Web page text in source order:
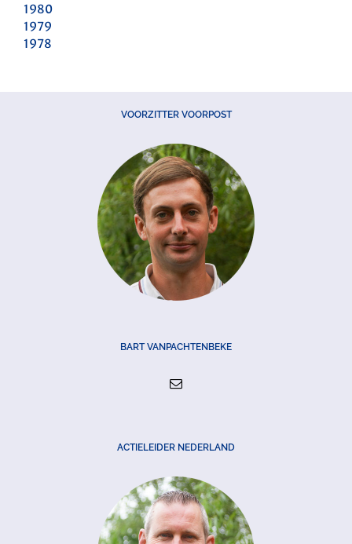
1980
1979
1978
VOORZITTER VOORPOST
BART VANPACHTENBEKE
ACTIELEIDER NEDERLAND